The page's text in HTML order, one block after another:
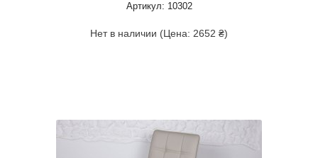
Артикул: 10302
Нет в наличии (Цена: 2652 ₴)